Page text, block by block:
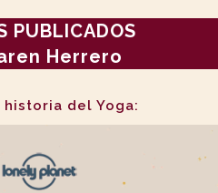
PUBLICADOS
Herrero
historia del Yoga: